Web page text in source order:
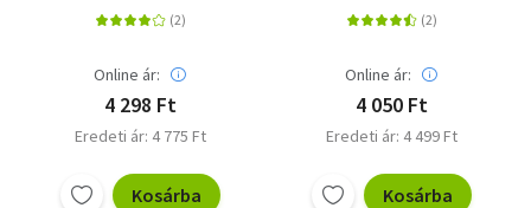
Online ár:
4 298 Ft
Eredeti ár: 4 775 Ft
Kosárba
Online ár:
4 050 Ft
Eredeti ár: 4 499 Ft
Kosárba